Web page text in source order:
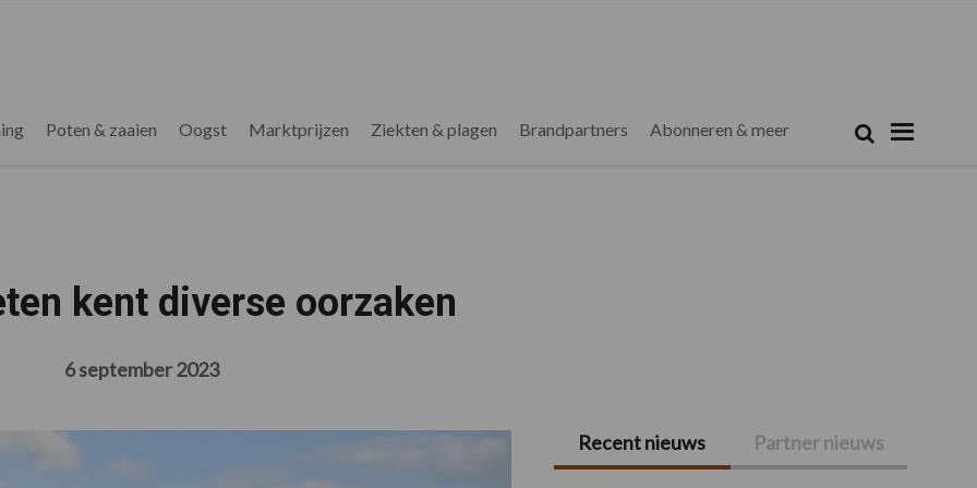
Poten & zaaien Oogst Marktprijzen Ziekten & plagen Brandpartners Abonneren & meer Zoek
kent diverse oorzaken
6 september 2023
Primaire
Recent nieuws Partner nieuws